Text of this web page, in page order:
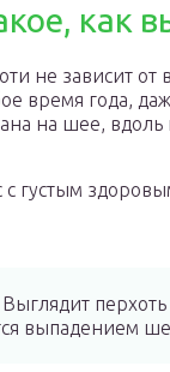
как
не зависит от
время года,
на шее,
густым
Выглядит
выпадением